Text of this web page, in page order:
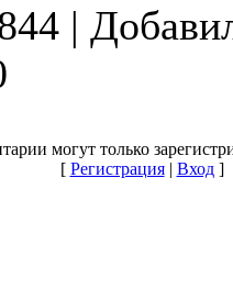
|
могут только
[ Регистрация| Вход]